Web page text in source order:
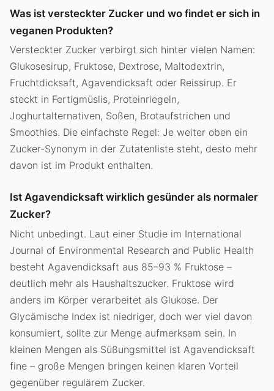
Was ist versteckter Zucker und wo findet er sich in
veganen Produkten?
Versteckter Zucker verbirgt sich hinter vielen Namen:
Glukosesirup, Fruktose, Dextrose, Maltodextrin,
Fruchtdicksaft, Agavendicksaft oder Reissirup. Er
steckt in Fertigmüslis, Proteinriegeln,
Joghurtalternativen, Soßen, Brotaufstrichen und
Smoothies. Die einfachste Regel: Je weiter oben ein
Zucker-Synonym in der Zutatenliste steht, desto mehr
davon ist im Produkt enthalten.
Ist Agavendicksaft wirklich gesünder als normaler
Zucker?
Nicht unbedingt. Laut einer Studie im International
Journal of Environmental Research and Public Health
besteht Agavendicksaft aus 85–93 % Fruktose –
deutlich mehr als Haushaltszucker. Fruktose wird
anders im Körper verarbeitet als Glukose. Der
Glycämische Index ist niedriger, doch wer viel davon
konsumiert, sollte zur Menge aufmerksam sein. In
kleinen Mengen als Süßungsmittel ist Agavendicksaft
fine – große Mengen bringen keinen klaren Vorteil
gegenüber regulärem Zucker.